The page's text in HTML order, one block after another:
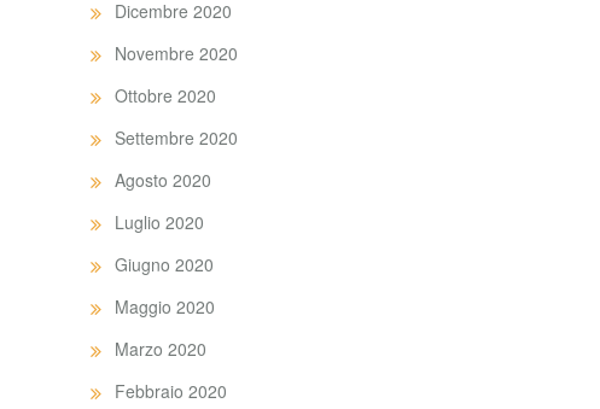
Dicembre 2020
Novembre 2020
Ottobre 2020
Settembre 2020
Agosto 2020
Luglio 2020
Giugno 2020
Maggio 2020
Marzo 2020
Febbraio 2020